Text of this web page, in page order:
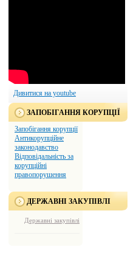
Дивитися на youtube
ЗАПОБІГАННЯ КОРУПЦІЇ
Запобігання корупції
Антикорупційне
законодавство
Відповідальність за
корупційні
правопорушення
ДЕРЖАВНІ ЗАКУПІВЛІ
Державні закупівлі